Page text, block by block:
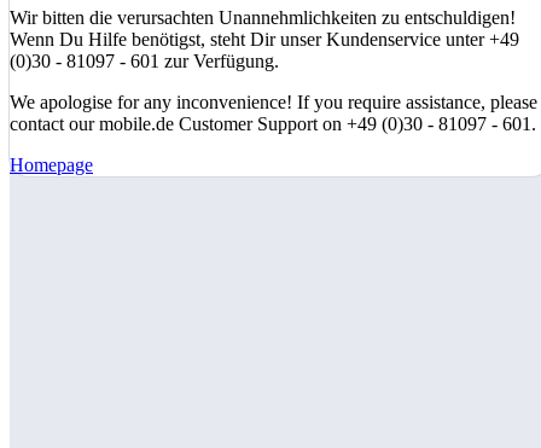
Wir bitten die verursachten Unannehmlichkeiten zu entschuldigen!
Wenn Du Hilfe benötigst, steht Dir unser Kundenservice unter +49
(0)30 - 81097 - 601 zur Verfügung.
We apologise for any inconvenience! If you require assistance, please
contact our mobile.de Customer Support on +49 (0)30 - 81097 - 601.
Homepage